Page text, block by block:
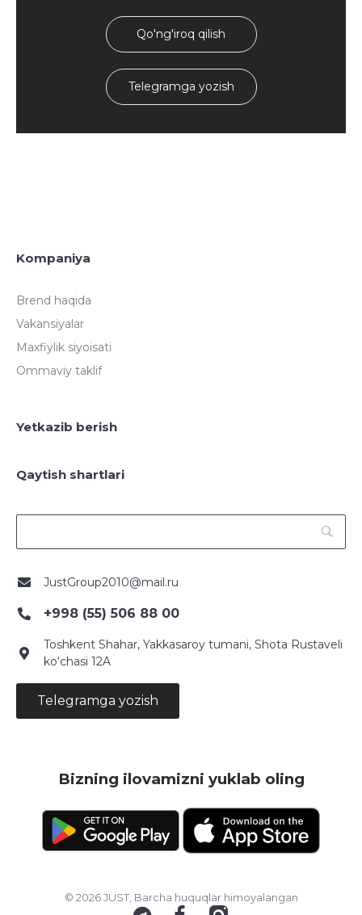
Qo'ng'iroq qilish
Telegramga yozish
Kompaniya
Brend haqida
Vakansiyalar
Maxfiylik siyoisati
Ommaviy taklif
Yetkazib berish
Qaytish shartlari
JustGroup2010@mail.ru
+998 (55) 506 88 00
Toshkent Shahar, Yakkasaroy tumani, Shota Rustaveli
ko‘chasi 12A
Telegramga yozish
Bizning ilovamizni yuklab oling
© 2026 JUST, Barcha huquqlar himoyalangan